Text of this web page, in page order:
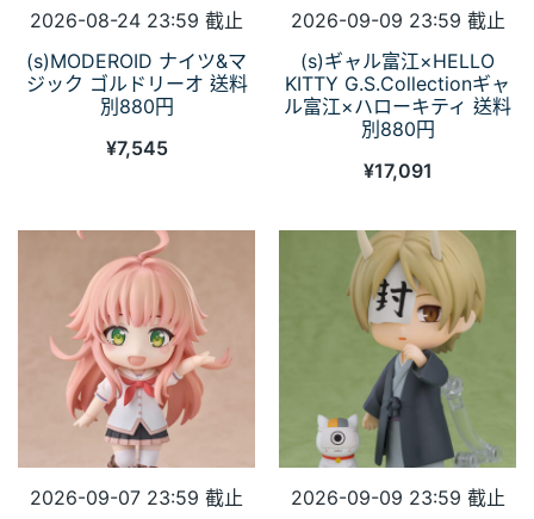
2026-08-24 23:59 截止
(s)MODEROID ナイツ&マ
ジック ゴルドリーオ 送料
別880円
¥7,545
2026-09-09 23:59 截止
(s)ギャル富江×HELLO
KITTY G.S.Collectionギャ
ル富江×ハローキティ 送料
別880円
¥17,091
2026-09-07 23:59 截止
2026-09-09 23:59 截止